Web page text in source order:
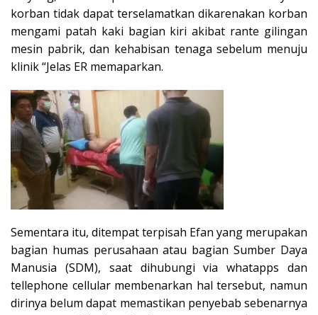
korban tidak dapat terselamatkan dikarenakan korban
mengami patah kaki bagian kiri akibat rante gilingan
mesin pabrik, dan kehabisan tenaga sebelum menuju
klinik “Jelas ER memaparkan.
Sementara itu, ditempat terpisah Efan yang merupakan
bagian humas perusahaan atau bagian Sumber Daya
Manusia (SDM), saat dihubungi via whatapps dan
tellephone cellular membenarkan hal tersebut, namun
dirinya belum dapat memastikan penyebab sebenarnya